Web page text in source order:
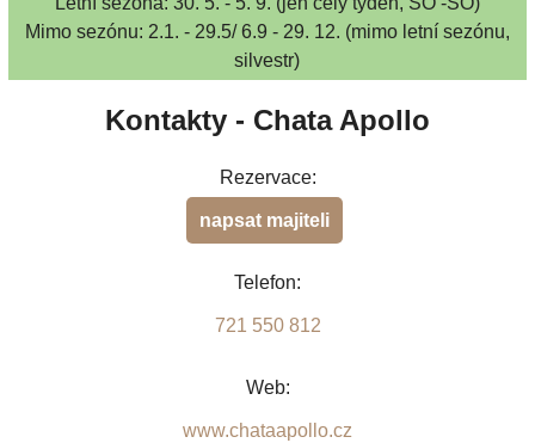
Mimo sezónu: 2.1. - 29.5/ 6.9 - 29. 12. (mimo letní sezónu,
silvestr)
Kontakty - Chata Apollo
Rezervace:
napsat majiteli
Telefon:
721 550 812
Web:
www.chataapollo.cz